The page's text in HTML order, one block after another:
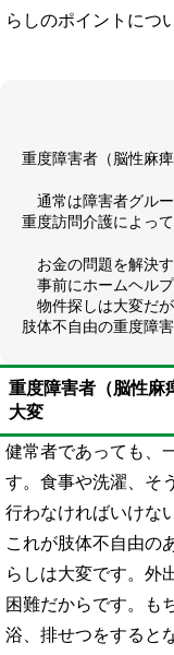
らしのポイントにつ
重度障害者（脳性麻
通常は障害者グル
重度訪問介護によっ
お金の問題を解決
事前にホームヘル
物件探しは大変だ
肢体不自由の重度障
重度障害者（脳性麻
大変
健常者であっても、
す。食事や洗濯、そ
行わなければいけな
これが肢体不自由の
らしは大変です。外
困難だからです。も
浴、排せつをすると